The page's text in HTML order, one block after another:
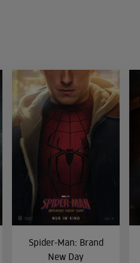
Spider-Man: Brand
New Day